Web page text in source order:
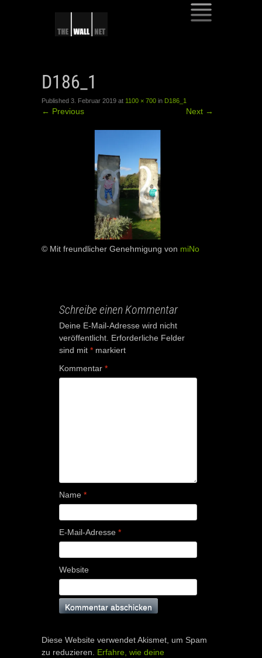
TO
CONTENT
D186_1
Published 3. Februar 2019 at 1100 × 700 in D186_1
← Previous Next →
© Mit freundlicher Genehmigung von miNo
Schreibe einen Kommentar
Deine E-Mail-Adresse wird nicht
veröffentlicht. Erforderliche Felder
sind mit * markiert
Kommentar *
Name *
E-Mail-Adresse *
Website
Diese Website verwendet Akismet, um Spam
zu reduzieren. Erfahre, wie deine